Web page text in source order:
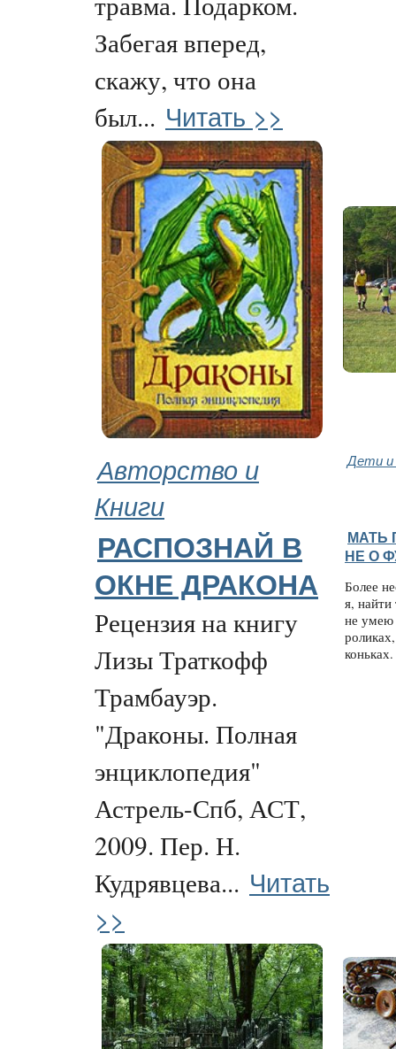
Забегая вперед,
скажу, что она
был... Читать >>
Авторство и
Книги
Дети и
РАСПОЗНАЙ В
ОКНЕ ДРАКОНА
Рецензия на книгу
Лизы Траткофф
Трамбауэр.
"Драконы. Полная
энциклопедия"
Астрель-Спб, АСТ,
2009. Пер. Н.
Кудрявцева... Читать
>>
МАТЬ
НЕ О
Более
я,
не умею